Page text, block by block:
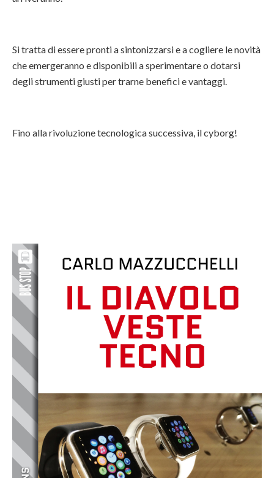
Si tratta di essere pronti a sintonizzarsi e a cogliere le novità
che emergeranno e disponibili a sperimentare o dotarsi
degli strumenti giusti per trarne benefici e vantaggi.
Fino alla rivoluzione tecnologica successiva, il cyborg!